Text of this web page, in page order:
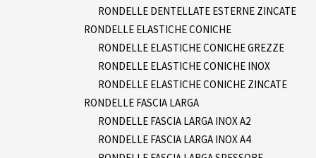
RONDELLE DENTELLATE ESTERNE ZINCATE
RONDELLE ELASTICHE CONICHE
RONDELLE ELASTICHE CONICHE GREZZE
RONDELLE ELASTICHE CONICHE INOX
RONDELLE ELASTICHE CONICHE ZINCATE
RONDELLE FASCIA LARGA
RONDELLE FASCIA LARGA INOX A2
RONDELLE FASCIA LARGA INOX A4